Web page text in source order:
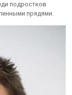
подростков
прядями.